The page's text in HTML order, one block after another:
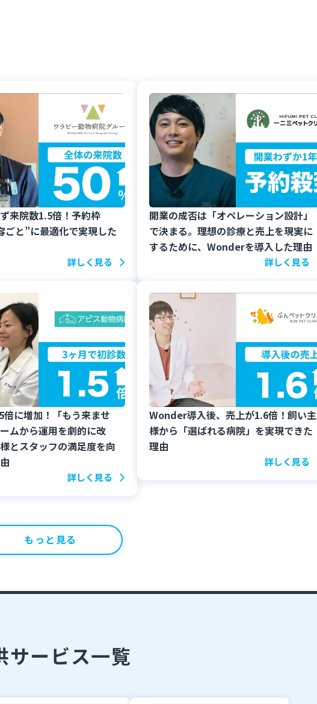
来院数1.5倍！予約枠
ごと”に最適化で実現した
詳しく見る
開業の成否は「オペレーション設計」
で決まる。理想の診療と売上を現実に
するために、Wonderを導入した理由
詳しく見る
倍に増加！「もう来ませ
ムから運用を劇的に改
とスタッフの満足度を向
詳しく見る
Wonder導入後、売上が1.6倍！飼い主
様から「選ばれる病院」を実現できた
理由
詳しく見る
もっと見る
サービス一覧